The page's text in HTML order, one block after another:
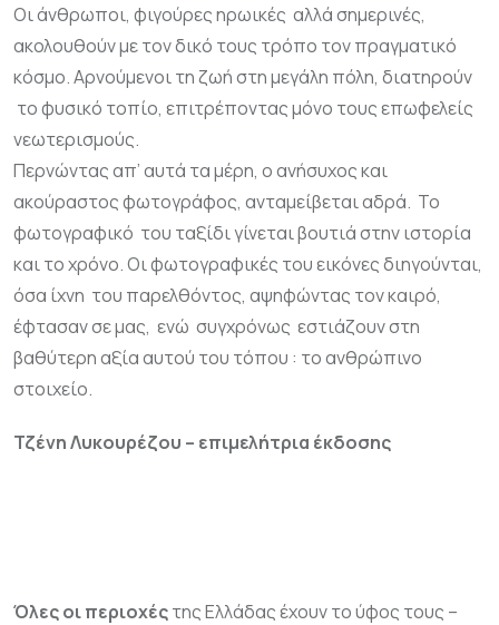
Οι άνθρωποι, φιγούρες ηρωικές αλλά σημερινές,
ακολουθούν με τον δικό τους τρόπο τον πραγματικό
κόσμο. Αρνούμενοι τη ζωή στη μεγάλη πόλη, διατηρούν
το φυσικό τοπίο, επιτρέποντας μόνο τους επωφελείς
νεωτερισμούς.
Περνώντας απ’ αυτά τα μέρη, ο ανήσυχος και
ακούραστος φωτογράφος, ανταμείβεται αδρά. Το
φωτογραφικό του ταξίδι γίνεται βουτιά στην ιστορία
και το χρόνο. Οι φωτογραφικές του εικόνες διηγούνται,
όσα ίχνη του παρελθόντος, αψηφώντας τον καιρό,
έφτασαν σε μας, ενώ συγχρόνως εστιάζουν στη
βαθύτερη αξία αυτού του τόπου : το ανθρώπινο
στοιχείο.
Τζένη Λυκουρέζου – επιμελήτρια έκδοσης
Όλες οι περιοχέςτης Ελλάδας έχουν το ύφος τους –